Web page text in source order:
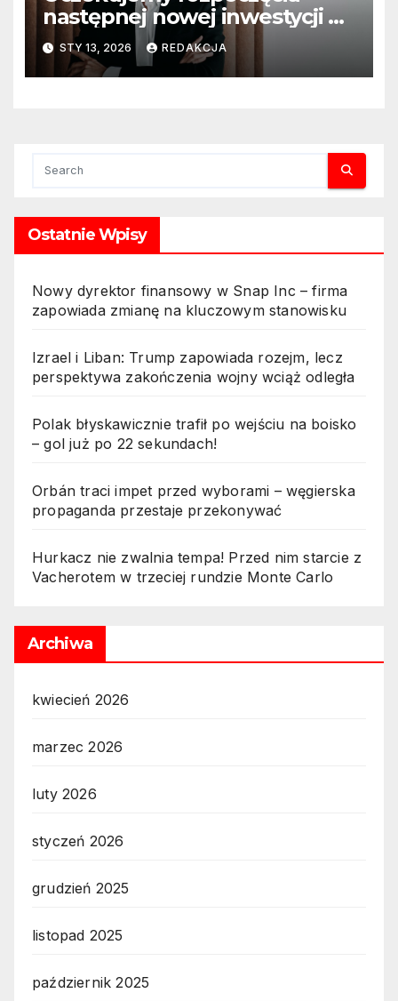
następnej nowej inwestycji w
ciągu najbliższego półrocza
STY 13, 2026 REDAKCJA
Ostatnie Wpisy
Nowy dyrektor finansowy w Snap Inc – firma
zapowiada zmianę na kluczowym stanowisku
Izrael i Liban: Trump zapowiada rozejm, lecz
perspektywa zakończenia wojny wciąż odległa
Polak błyskawicznie trafił po wejściu na boisko
– gol już po 22 sekundach!
Orbán traci impet przed wyborami – węgierska
propaganda przestaje przekonywać
Hurkacz nie zwalnia tempa! Przed nim starcie z
Vacherotem w trzeciej rundzie Monte Carlo
Archiwa
kwiecień 2026
marzec 2026
luty 2026
styczeń 2026
grudzień 2025
listopad 2025
październik 2025